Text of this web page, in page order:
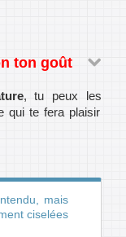
ton goût
, tu peux les
qui te fera plaisir
mais
ciselées